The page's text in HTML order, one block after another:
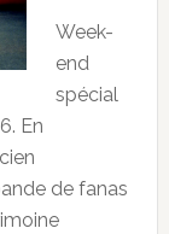
Week-
end
spécial
En
de fanas